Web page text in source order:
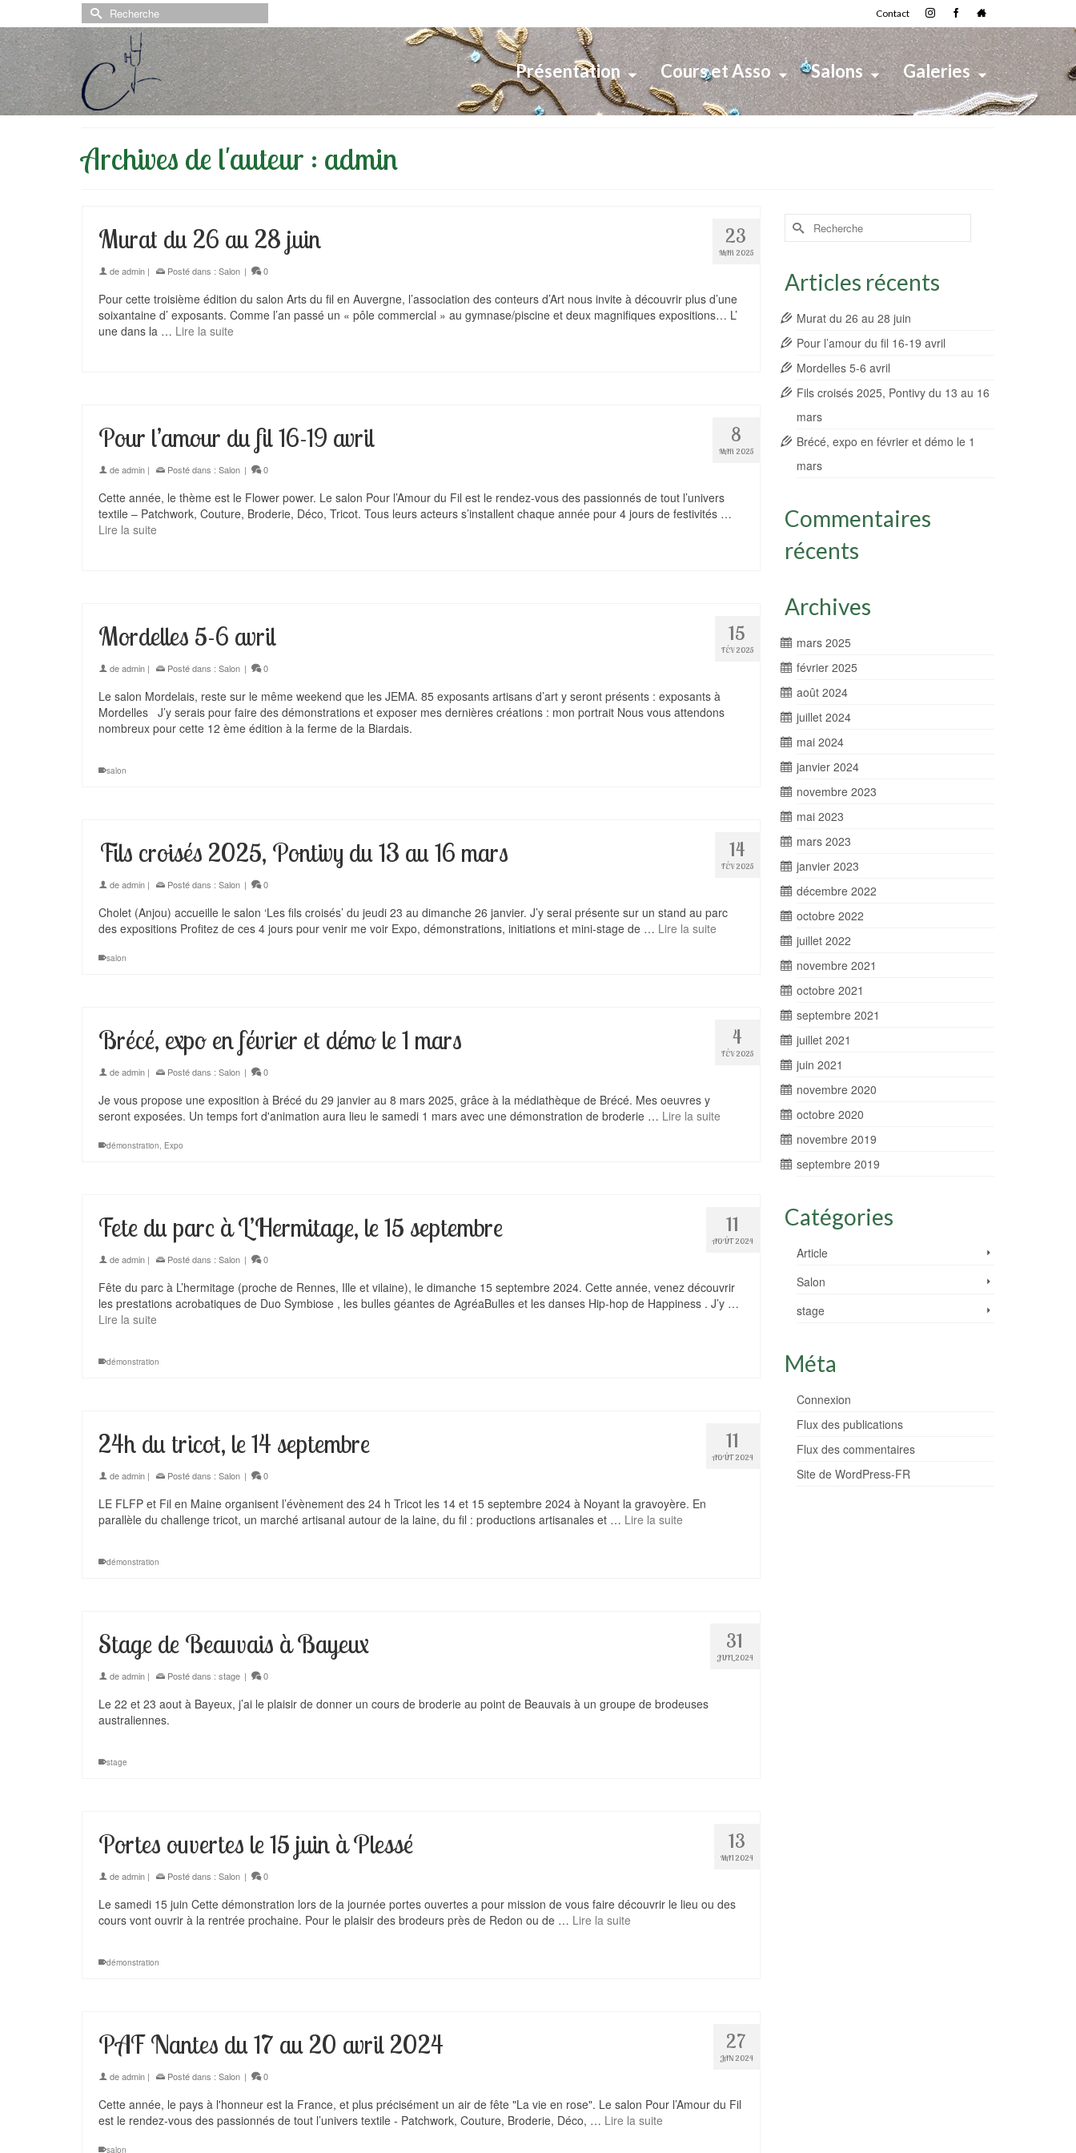
Contact
Rechercher :
Présentation Cours et Asso Salons Galeries
Archives de l'auteur : admin
23
MAR 2025
Murat du 26 au 28 juin
deadmin | Posté dans : Salon | 0
Pour cette troisième édition du salon Arts du fil en Auvergne, l’association des conteurs d’Art nous invite à découvrir plus d’une
soixantaine d’ exposants. Comme l’an passé un « pôle commercial » au gymnase/piscine et deux magnifiques expositions… L’
une dans la … Lire la suite
8
MAR 2025
Pour l’amour du fil 16-19 avril
deadmin | Posté dans : Salon | 0
Cette année, le thème est le Flower power. Le salon Pour l’Amour du Fil est le rendez-vous des passionnés de tout l’univers
textile – Patchwork, Couture, Broderie, Déco, Tricot. Tous leurs acteurs s’installent chaque année pour 4 jours de festivités …
Lire la suite
15
FÉV 2025
Mordelles 5-6 avril
deadmin | Posté dans : Salon | 0
Le salon Mordelais, reste sur le même weekend que les JEMA. 85 exposants artisans d’art y seront présents : exposants à
Mordelles J’y serais pour faire des démonstrations et exposer mes dernières créations : mon portrait Nous vous attendons
nombreux pour cette 12 ème édition à la ferme de la Biardais.
salon
14
FÉV 2025
Fils croisés 2025, Pontivy du 13 au 16 mars
deadmin | Posté dans : Salon | 0
Cholet (Anjou) accueille le salon ‘Les fils croisés’ du jeudi 23 au dimanche 26 janvier. J’y serai présente sur un stand au parc
des expositions Profitez de ces 4 jours pour venir me voir Expo, démonstrations, initiations et mini-stage de … Lire la suite
salon
4
FÉV 2025
Brécé, expo en février et démo le 1 mars
deadmin | Posté dans : Salon | 0
Je vous propose une exposition à Brécé du 29 janvier au 8 mars 2025, grâce à la médiathèque de Brécé. Mes oeuvres y
seront exposées. Un temps fort d'animation aura lieu le samedi 1 mars avec une démonstration de broderie … Lire la suite
démonstration, Expo
11
AOÛT 2024
Fete du parc à L’Hermitage, le 15 septembre
deadmin | Posté dans : Salon | 0
Fête du parc à L’hermitage (proche de Rennes, Ille et vilaine), le dimanche 15 septembre 2024. Cette année, venez découvrir
les prestations acrobatiques de Duo Symbiose , les bulles géantes de AgréaBulles et les danses Hip-hop de Happiness . J’y …
Lire la suite
démonstration
11
AOÛT 2024
24h du tricot, le 14 septembre
deadmin | Posté dans : Salon | 0
LE FLFP et Fil en Maine organisent l’évènement des 24 h Tricot les 14 et 15 septembre 2024 à Noyant la gravoyère. En
parallèle du challenge tricot, un marché artisanal autour de la laine, du fil : productions artisanales et … Lire la suite
démonstration
31
JUIL 2024
Stage de Beauvais à Bayeux
deadmin | Posté dans : stage | 0
Le 22 et 23 aout à Bayeux, j’ai le plaisir de donner un cours de broderie au point de Beauvais à un groupe de brodeuses
australiennes.
stage
13
MAI 2024
Portes ouvertes le 15 juin à Plessé
deadmin | Posté dans : Salon | 0
Le samedi 15 juin Cette démonstration lors de la journée portes ouvertes a pour mission de vous faire découvrir le lieu ou des
cours vont ouvrir à la rentrée prochaine. Pour le plaisir des brodeurs près de Redon ou de … Lire la suite
démonstration
27
JAN 2024
PAF Nantes du 17 au 20 avril 2024
deadmin | Posté dans : Salon | 0
Cette année, le pays à l'honneur est la France, et plus précisément un air de fête "La vie en rose". Le salon Pour l’Amour du Fil
est le rendez-vous des passionnés de tout l’univers textile - Patchwork, Couture, Broderie, Déco, … Lire la suite
salon
Rechercher :
Articles récents
Murat du 26 au 28 juin
Pour l’amour du fil 16-19 avril
Mordelles 5-6 avril
Fils croisés 2025, Pontivy du 13 au 16
mars
Brécé, expo en février et démo le 1
mars
Commentaires
récents
Archives
mars 2025
février 2025
août 2024
juillet 2024
mai 2024
janvier 2024
novembre 2023
mai 2023
mars 2023
janvier 2023
décembre 2022
octobre 2022
juillet 2022
novembre 2021
octobre 2021
septembre 2021
juillet 2021
juin 2021
novembre 2020
octobre 2020
novembre 2019
septembre 2019
Catégories
Article
Salon
stage
Méta
Connexion
Flux des publications
Flux des commentaires
Site de WordPress-FR